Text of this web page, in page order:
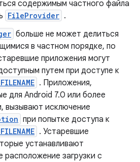
содержимым частного файла
FileProvider .
больше не может делиться
в частном порядке, по
приложения могут
путем при доступе к
. Приложения,
для Android 7.0 или более
вызывают исключение
при попытке доступа к
. Устаревшие
устанавливают
загрузки с